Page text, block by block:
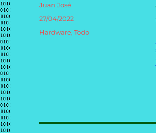
Autor
Juan José
Publicado
27/04/2022
Categorías
Hardware,Todo